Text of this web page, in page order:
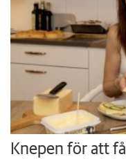
Knepen för att